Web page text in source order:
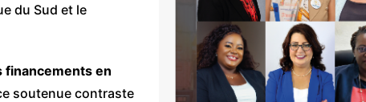
du Sud et le
financements en
soutenue contraste